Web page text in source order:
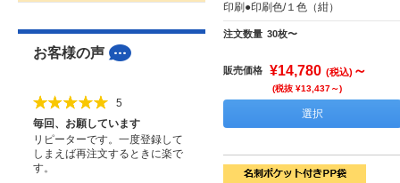
印刷●印刷色/１色（紺）
注文数量 30枚〜
販売価格 ¥14,780 (税込) ～
(税抜 ¥13,437～)
選択
お客様の声
5
毎回、お願しています
リピーターです。一度登録して
しまえば再注文するときに楽で
す。